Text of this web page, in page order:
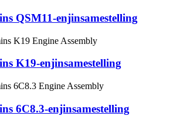
QSM11-enjinsamestelling
K19-enjinsamestelling
6C8.3-enjinsamestelling